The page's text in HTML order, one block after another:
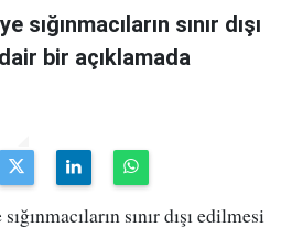
sığınmacıların sınır dışı
bir açıklamada
sınır dışı edilmesi